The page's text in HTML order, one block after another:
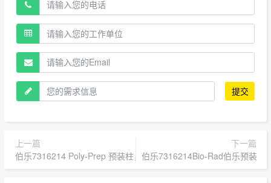
提交
上一篇
伯乐7316214 Poly‑Prep 预装柱，填料 AG 50W‑X8 阳离子交换树脂
下一篇
伯乐7316214Bio-Rad伯乐预装离